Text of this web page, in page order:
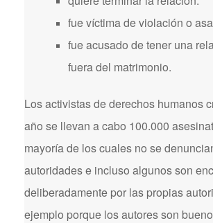
fue víctima de violación o
fue acusado de tener una
fuera del matrimonio.
Los activistas de derechos humanos
año se llevan a cabo 100.000
mayoría de los cuales no se
autoridades e incluso algunos son
deliberadamente por las propias
ejemplo porque los autores son